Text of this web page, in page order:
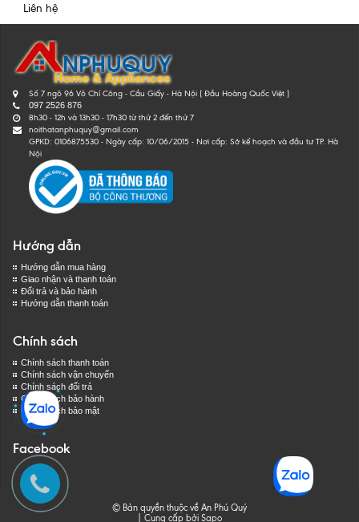
Liên hệ
Số 7 ngõ 96 Võ Chí Công - Cầu Giấy - Hà Nội ( Đầu Hoàng Quốc Việt )
097 2526 876
8h30 - 12h và 13h30 - 17h30 từ thứ 2 đến thứ 7
noithatanphuquy@gmail.com
GPKD: 0106875530 - Ngày cấp: 10/06/2015 - Nơi cấp: Sở kế hoạch và đầu tư TP. Hà
Nội
Hướng dẫn
Hướng dẫn mua hàng
Giao nhận và thanh toán
Đổi trả và bảo hành
Hướng dẫn thanh toán
Chính sách
Chính sách thanh toán
Chính sách vận chuyển
Chính sách đổi trả
Chính sách bảo hành
Chính sách bảo mật
Facebook
© Bản quyền thuộc về An Phú Quý
Cung cấp bởi Sapo